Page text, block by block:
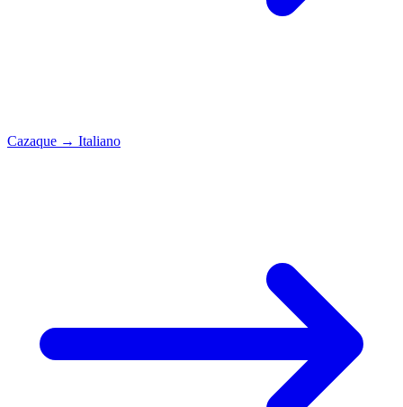
Cazaque → Italiano